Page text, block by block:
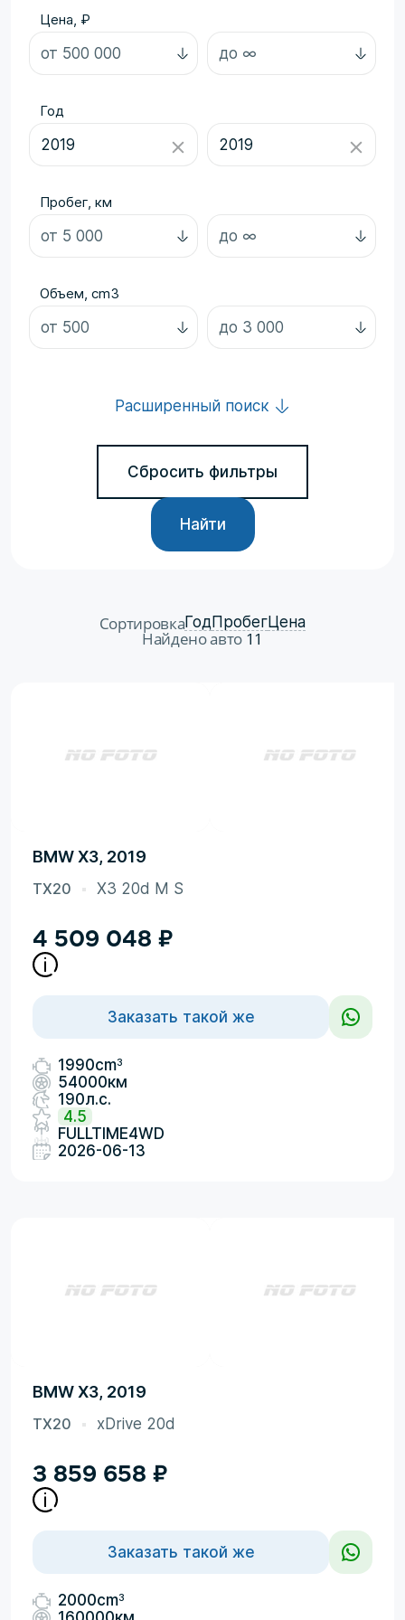
Цена, ₽
Год
Пробег, км
Объем, cm3
Расширенный поиск
Сбросить фильтры
Найти
СортировкаГодПробегЦена
Найдено авто 11
BMW X3, 2019
TX20 X3 20d M S
4 509 048 ₽
Заказать такой же
1990cm3
54000км
190л.с.
4.5
FULLTIME4WD
2026-06-13
BMW X3, 2019
TX20 xDrive 20d
3 859 658 ₽
Заказать такой же
2000cm3